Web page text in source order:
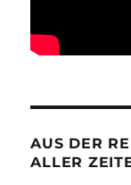
AUS DER
ALLER